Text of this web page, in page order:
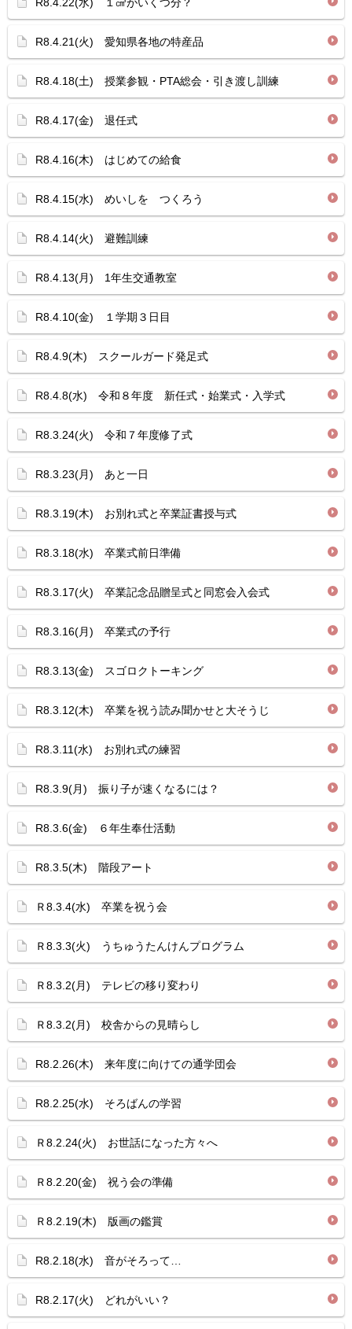
R8.4.21(火) 愛知県各地の特産品
R8.4.18(土) 授業参観・PTA総会・引き渡し訓練
R8.4.17(金) 退任式
R8.4.16(木) はじめての給食
R8.4.15(水) めいしを つくろう
R8.4.14(火) 避難訓練
R8.4.13(月) 1年生交通教室
R8.4.10(金) １学期３日目
R8.4.9(木) スクールガード発足式
R8.4.8(水) 令和８年度 新任式・始業式・入学式
R8.3.24(火) 令和７年度修了式
R8.3.23(月) あと一日
R8.3.19(木) お別れ式と卒業証書授与式
R8.3.18(水) 卒業式前日準備
R8.3.17(火) 卒業記念品贈呈式と同窓会入会式
R8.3.16(月) 卒業式の予行
R8.3.13(金) スゴロクトーキング
R8.3.12(木) 卒業を祝う読み聞かせと大そうじ
R8.3.11(水) お別れ式の練習
R8.3.9(月) 振り子が速くなるには？
R8.3.6(金) ６年生奉仕活動
R8.3.5(木) 階段アート
Ｒ8.3.4(水) 卒業を祝う会
Ｒ8.3.3(火) うちゅうたんけんプログラム
Ｒ8.3.2(月) テレビの移り変わり
Ｒ8.3.2(月) 校舎からの見晴らし
R8.2.26(木) 来年度に向けての通学団会
R8.2.25(水) そろばんの学習
Ｒ8.2.24(火) お世話になった方々へ
Ｒ8.2.20(金) 祝う会の準備
Ｒ8.2.19(木) 版画の鑑賞
R8.2.18(水) 音がそろって…
R8.2.17(火) どれがいい？